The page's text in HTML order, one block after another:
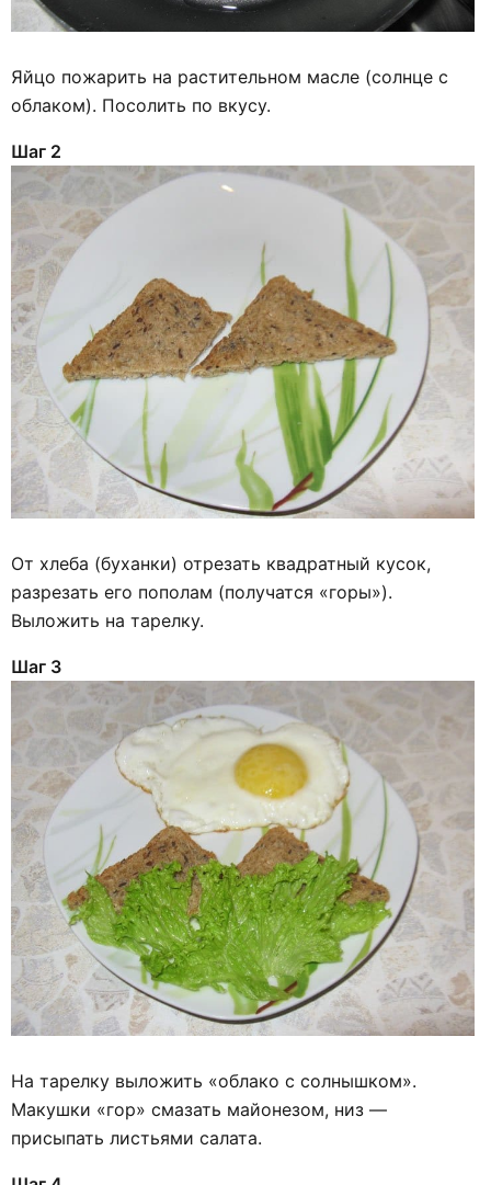
Яйцо пожарить на растительном масле (солнце с
облаком). Посолить по вкусу.
Шаг 2
От хлеба (буханки) отрезать квадратный кусок,
разрезать его пополам (получатся «горы»).
Выложить на тарелку.
Шаг 3
На тарелку выложить «облако с солнышком».
Макушки «гор» смазать майонезом, низ —
присыпать листьями салата.